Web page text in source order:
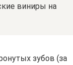
виниры на
зубов (за